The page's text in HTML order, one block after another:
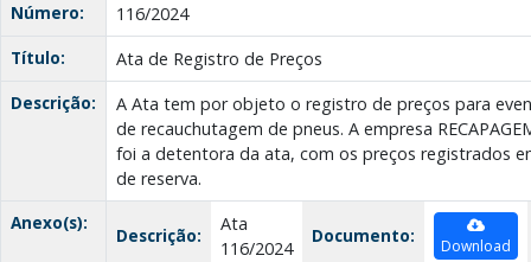
Número:
116/2024
Título:
Ata de Registro de Preços
Descrição:
A Ata tem por objeto o registro de preços para
de recauchutagem de pneus. A empresa
foi a detentora da ata, com os preços registrados
de reserva.
Anexo(s):
Descrição:
Ata
116/2024
Documento: Download